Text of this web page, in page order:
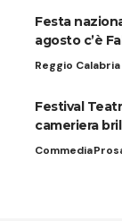
Festa
agosto c’è
Reggio Calabria
Festival
cameriera
Commedia